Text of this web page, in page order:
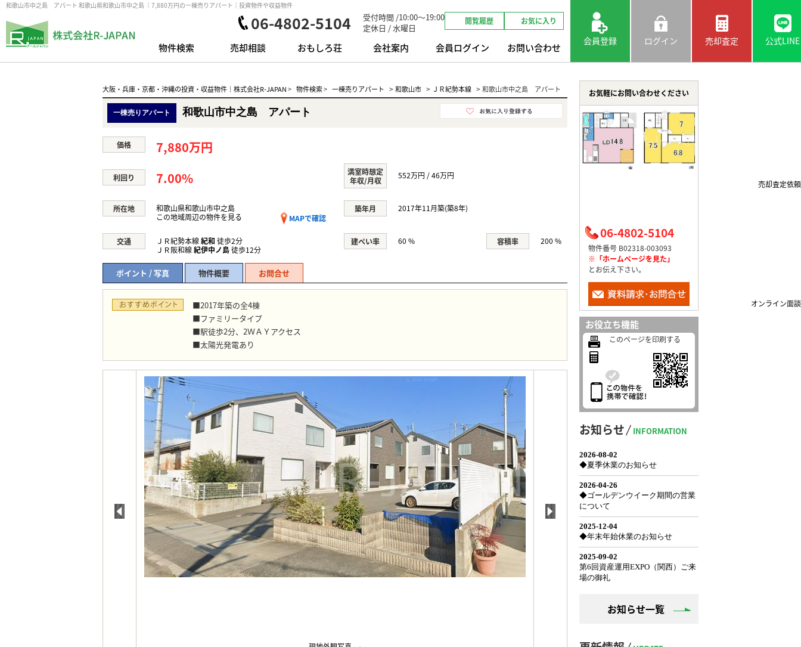
和歌山市中之島 アパート 和歌山県和歌山市中之島 ｜7,880万円の一棟売りアパート｜投資物件や収益物件
06-4802-5104
受付時間 /10:00～19:00
定休日 / 水曜日
閲覧履歴 お気に入り
物件検索 売却相談 おもしろ荘 会社案内 会員ログイン お問い合わせ
会員登録 ログイン 売却査定 公式LINE
大阪・兵庫・京都・沖縄の投資・収益物件｜株式会社R-JAPAN> 物件検索> 一棟売りアパート >和歌山市 > ＪＲ紀勢本線 >和歌山市中之島 アパート
一棟売りアパート 和歌山市中之島 アパート
価格 7,880万円
利回り 7.00%
満室時想定
年収/月収
552万円 / 46万円
所在地
和歌山県和歌山市中之島
MAPで確認
この地域周辺の物件を見る
築年月 2017年11月築(築8年)
交通 ＪＲ紀勢本線紀和 徒歩2分
ＪＲ阪和線紀伊中ノ島徒歩12分
建ぺい率 60 % 容積率 200 %
ポイント / 写真 物件概要 お問合せ
■2017年築の全4棟
■ファミリータイプ
■駅徒歩2分、2ＷＡＹアクセス
■太陽光発電あり
お気軽にお問い合わせください
06-4802-5104
物件番号 B02318-003093
※「ホームページを見た」
とお伝え下さい。
お役立ち機能
このページを印刷する
お知らせ INFORMATION
お知らせ一覧
売却査定依頼
オンライン面談